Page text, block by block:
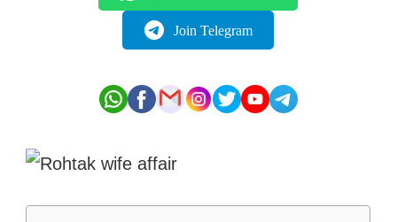
Join Telegram